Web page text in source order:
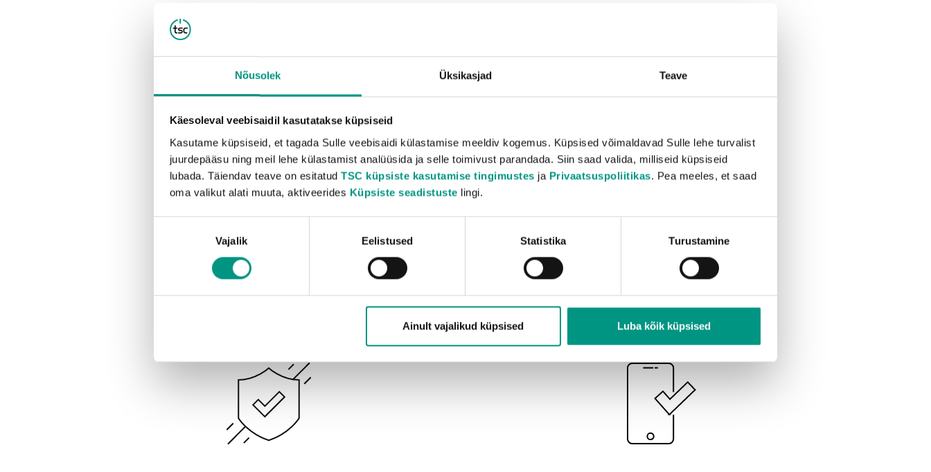
Nõusolek Üksikasjad Teave
Käesoleval veebisaidil kasutatakse küpsiseid
Kasutame küpsiseid, et tagada Sulle veebisaidi külastamise meeldiv kogemus. Küpsised võimaldavad Sulle lehe turvalist
juurdepääsu ning meil lehe külastamist analüüsida ja selle toimivust parandada. Siin saad valida, milliseid küpsiseid
lubada. Täiendav teave on esitatud TSC küpsiste kasutamise tingimustes ja Privaatsuspoliitikas. Pea meeles, et saad
oma valikut alati muuta, aktiveerides Küpsiste seadistuste lingi.
Vajalik Eelistused Statistika Turustamine
Ainult vajalikud küpsised Luba kõik küpsised
ORIGINAALOSAD
Tootja originaalosad tagavad
TOOTJA KOOLITATUD
EKSPERDID
seadmete eripära.